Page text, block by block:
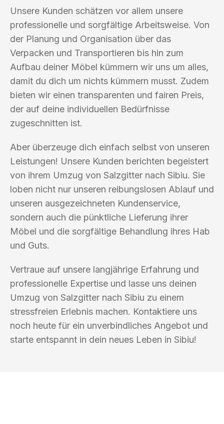
Unsere Kunden schätzen vor allem unsere
professionelle und sorgfältige Arbeitsweise. Von
der Planung und Organisation über das
Verpacken und Transportieren bis hin zum
Aufbau deiner Möbel kümmern wir uns um alles,
damit du dich um nichts kümmern musst. Zudem
bieten wir einen transparenten und fairen Preis,
der auf deine individuellen Bedürfnisse
zugeschnitten ist.
Aber überzeuge dich einfach selbst von unseren
Leistungen! Unsere Kunden berichten begeistert
von ihrem Umzug von Salzgitter nach Sibiu. Sie
loben nicht nur unseren reibungslosen Ablauf und
unseren ausgezeichneten Kundenservice,
sondern auch die pünktliche Lieferung ihrer
Möbel und die sorgfältige Behandlung ihres Hab
und Guts.
Vertraue auf unsere langjährige Erfahrung und
professionelle Expertise und lasse uns deinen
Umzug von Salzgitter nach Sibiu zu einem
stressfreien Erlebnis machen. Kontaktiere uns
noch heute für ein unverbindliches Angebot und
starte entspannt in dein neues Leben in Sibiu!